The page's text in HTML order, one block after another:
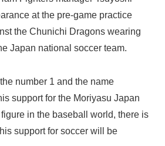
at the pre-game practice
the Chunichi Dragons wearing
Japan national soccer team.
number 1 and the name
support for the Moriyasu Japan
in the baseball world, there is
support for soccer will be